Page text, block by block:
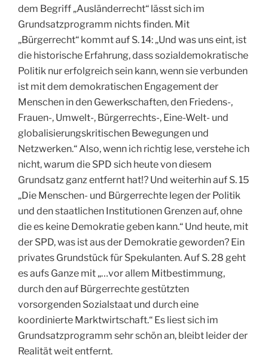
dem Begriff „Ausländerrecht“ lässt sich im
Grundsatzprogramm nichts finden. Mit
„Bürgerrecht“ kommt auf S. 14: „Und was uns eint, ist
die historische Erfahrung, dass sozialdemokratische
Politik nur erfolgreich sein kann, wenn sie verbunden
ist mit dem demokratischen Engagement der
Menschen in den Gewerkschaften, den Friedens-,
Frauen-, Umwelt-, Bürgerrechts-, Eine-Welt- und
globalisierungskritischen Bewegungen und
Netzwerken.“ Also, wenn ich richtig lese, verstehe ich
nicht, warum die SPD sich heute von diesem
Grundsatz ganz entfernt hat!? Und weiterhin auf S. 15
„Die Menschen- und Bürgerrechte legen der Politik
und den staatlichen Institutionen Grenzen auf, ohne
die es keine Demokratie geben kann.“ Und heute, mit
der SPD, was ist aus der Demokratie geworden? Ein
privates Grundstück für Spekulanten. Auf S. 28 geht
es aufs Ganze mit „…vor allem Mitbestimmung,
durch den auf Bürgerrechte gestützten
vorsorgenden Sozialstaat und durch eine
koordinierte Marktwirtschaft.“ Es liest sich im
Grundsatzprogramm sehr schön an, bleibt leider der
Realität weit entfernt.